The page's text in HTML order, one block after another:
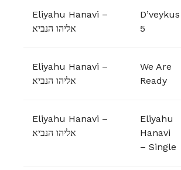
Eliyahu Hanavi –
אליהו הנביא
D’veykus
5
Eliyahu Hanavi –
אליהו הנביא
We Are
Ready
Eliyahu Hanavi –
אליהו הנביא
Eliyahu
Hanavi
– Single